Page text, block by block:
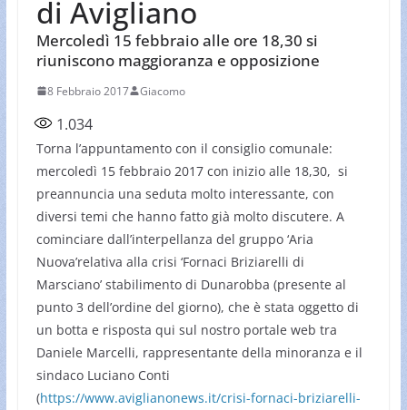
di Avigliano
Mercoledì 15 febbraio alle ore 18,30 si
riuniscono maggioranza e opposizione
8 Febbraio 2017 Giacomo
1.034
Torna l’appuntamento con il consiglio comunale:
mercoledì 15 febbraio 2017 con inizio alle 18,30, si
preannuncia una seduta molto interessante, con
diversi temi che hanno fatto già molto discutere. A
cominciare dall’interpellanza del gruppo ‘Aria
Nuova’relativa alla crisi ‘Fornaci Briziarelli di
Marsciano’ stabilimento di Dunarobba (presente al
punto 3 dell’ordine del giorno), che è stata oggetto di
un botta e risposta qui sul nostro portale web tra
Daniele Marcelli, rappresentante della minoranza e il
sindaco Luciano Conti
(https://www.aviglianonews.it/crisi-fornaci-briziarelli-